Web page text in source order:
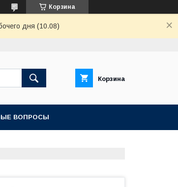
Корзина
дня (10.08)
Корзина
ВОПРОСЫ